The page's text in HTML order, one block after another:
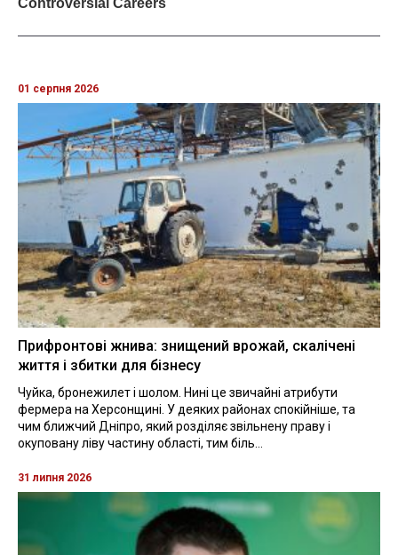
01 серпня 2026
Прифронтові жнива: знищений врожай, скалічені
життя і збитки для бізнесу
Чуйка, бронежилет і шолом. Нині це звичайні атрибути
фермера на Херсонщині. У деяких районах спокійніше, та
чим ближчий Дніпро, який розділяє звільнену праву і
окуповану ліву частину області, тим біль...
31 липня 2026